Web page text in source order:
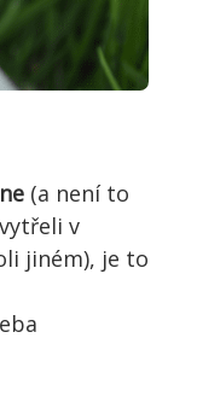
(a není to
v
jiném), je to